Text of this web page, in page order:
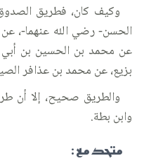
وكيف كان، فطريق
الحسن- رضي الله عنهما-،
عن محمد بن الحسين بن
بزيع، عن محمد بن عذافر
والطريق صحيح، إلا أن
وابن بطة.
متحد مع :